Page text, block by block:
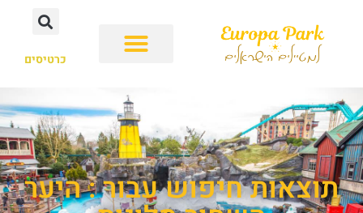
כרטיסים
תוצאות חיפוש עבור : היער